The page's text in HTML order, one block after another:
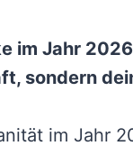
im Jahr
sondern
im Jahr